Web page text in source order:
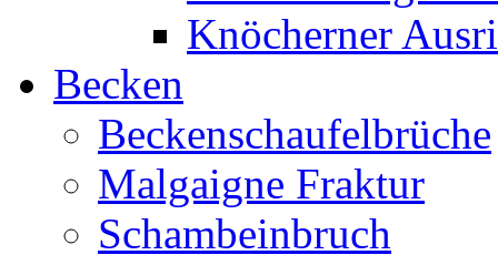
Knöcherner
Becken
Beckenschaufelbrüche
Malgaigne Fraktur
Schambeinbruch